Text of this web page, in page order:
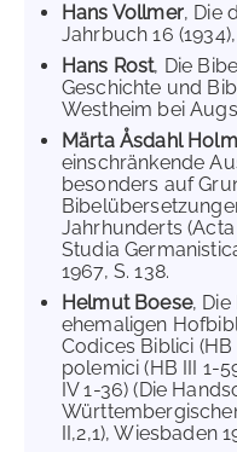
Hans Vollmer, Die
Jahrbuch 16
Hans Rost, Die
Geschichte und
Westheim bei
Märta Åsdahl
einschränkende
besonders auf
Jahrhunderts
Studia
1967, S. 138.
Helmut Boese,
ehemaligen
Codices Biblici
polemici (HB III 1-
IV 1-36) (Die
II,2,1), Wiesbaden